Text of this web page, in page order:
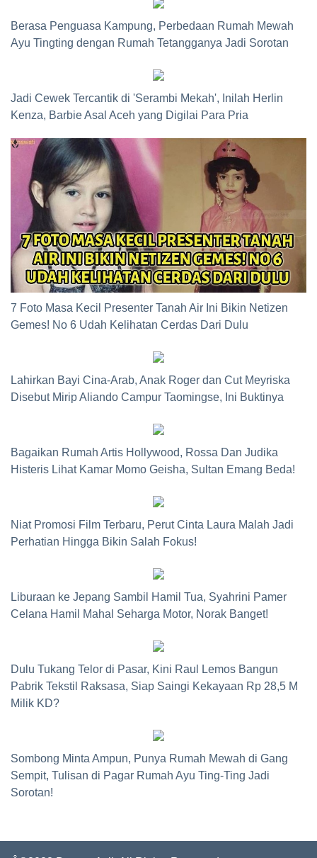
Berasa Penguasa Kampung, Perbedaan Rumah Mewah
Ayu Tingting dengan Rumah Tetangganya Jadi Sorotan
Jadi Cewek Tercantik di 'Serambi Mekah', Inilah Herlin
Kenza, Barbie Asal Aceh yang Digilai Para Pria
7 Foto Masa Kecil Presenter Tanah Air Ini Bikin Netizen
Gemes! No 6 Udah Kelihatan Cerdas Dari Dulu
Lahirkan Bayi Cina-Arab, Anak Roger dan Cut Meyriska
Disebut Mirip Aliando Campur Taomingse, Ini Buktinya
Bagaikan Rumah Artis Hollywood, Rossa Dan Judika
Histeris Lihat Kamar Momo Geisha, Sultan Emang Beda!
Niat Promosi Film Terbaru, Perut Cinta Laura Malah Jadi
Perhatian Hingga Bikin Salah Fokus!
Liburaan ke Jepang Sambil Hamil Tua, Syahrini Pamer
Celana Hamil Mahal Seharga Motor, Norak Banget!
Dulu Tukang Telor di Pasar, Kini Raul Lemos Bangun
Pabrik Tekstil Raksasa, Siap Saingi Kekayaan Rp 28,5 M
Milik KD?
Sombong Minta Ampun, Punya Rumah Mewah di Gang
Sempit, Tulisan di Pagar Rumah Ayu Ting-Ting Jadi
Sorotan!